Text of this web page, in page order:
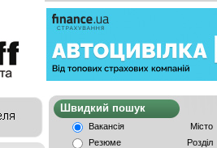
Швидкий
Вакансія
Місто
Резюме
Розділ